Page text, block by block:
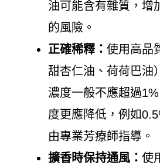
油可能含有雜質，增
的風險。
正確稀釋： 使用高品
甜杏仁油、荷荷巴油
濃度一般不應超過
度更應降低，例如
由專業芳療師指導。
擴香時保持通風： 使